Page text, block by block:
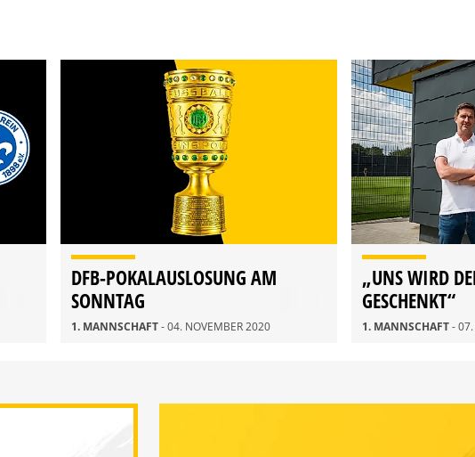
DFB-POKALAUSLOSUNG AM
SONNTAG
1. MANNSCHAFT- 04. NOVEMBER 2020
„UNS WIRD
GESCHENKT“
1. MANNSCHAFT-